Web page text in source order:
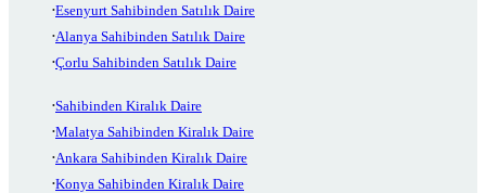
Esenyurt Sahibinden Satılık Daire
Alanya Sahibinden Satılık Daire
Çorlu Sahibinden Satılık Daire
Sahibinden Kiralık Daire
Malatya Sahibinden Kiralık Daire
Ankara Sahibinden Kiralık Daire
Konya Sahibinden Kiralık Daire